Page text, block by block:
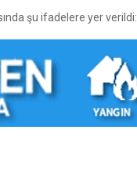
şu ifadelere yer verildi: